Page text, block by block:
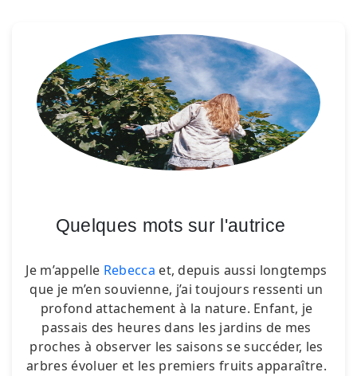
Quelques mots sur l'autrice
Je m’appelle Rebecca et, depuis aussi longtemps
que je m’en souvienne, j’ai toujours ressenti un
profond attachement à la nature. Enfant, je
passais des heures dans les jardins de mes
proches à observer les saisons se succéder, les
arbres évoluer et les premiers fruits apparaître.